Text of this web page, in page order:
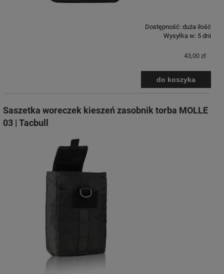
Dostępność: duża ilość
Wysyłka w: 5 dni
43,00 zł
do koszyka
Saszetka woreczek kieszeń zasobnik torba MOLLE
03 | Tacbull